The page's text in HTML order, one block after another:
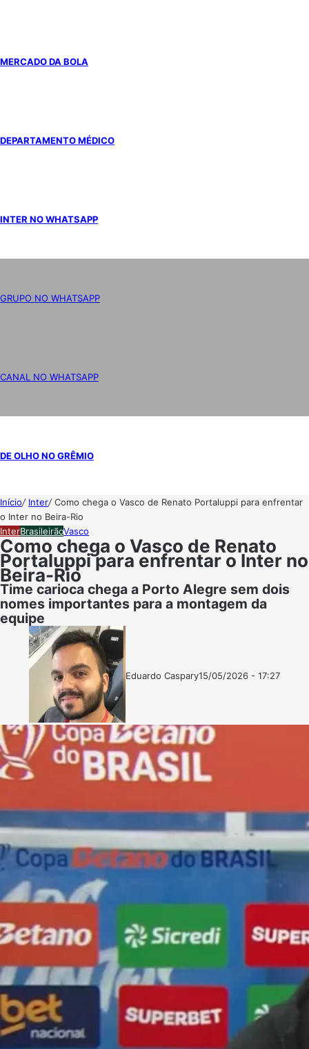
MERCADO DA BOLA
DEPARTAMENTO MÉDICO
INTER NO WHATSAPP
GRUPO NO WHATSAPP
CANAL NO WHATSAPP
DE OLHO NO GRÊMIO
Início/ Inter/Como chega o Vasco de Renato Portaluppi para enfrentar
o Inter no Beira-Rio
InterBrasileirãoVasco
Como chega o Vasco de Renato
Portaluppi para enfrentar o Inter no
Beira-Rio
Time carioca chega a Porto Alegre sem dois
nomes importantes para a montagem da
equipe
Eduardo CasparyFollow
Mande
15/05/2026 - 17:27